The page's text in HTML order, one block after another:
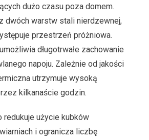
dużo czasu poza domem.
dwóch warstw stali nierdzewnej,
przestrzeń próżniowa.
długotrwałe zachowanie
napoju. Zależnie od jakości
utrzymuje wysoką
kilkanaście godzin.
użycie kubków
i ogranicza liczbę